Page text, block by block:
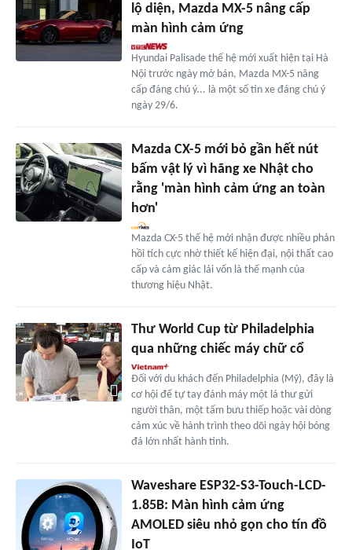
lộ diện, Mazda MX-5 nâng cấp
màn hình cảm ứng
Hyundai Palisade thế hệ mới xuất hiện tại Hà
Nội trước ngày mở bán, Mazda MX-5 nâng
cấp đáng chú ý... là một số tin xe đáng chú ý
ngày 29/6.
Mazda CX-5 mới bỏ gần hết nút
bấm vật lý vì hãng xe Nhật cho
rằng 'màn hình cảm ứng an toàn
hơn'
Mazda CX-5 thế hệ mới nhận được nhiều phản
hồi tích cực nhờ thiết kế hiện đại, nội thất cao
cấp và cảm giác lái vốn là thế mạnh của
thương hiệu Nhật.
Thư World Cup từ Philadelphia
qua những chiếc máy chữ cổ
Đối với du khách đến Philadelphia (Mỹ), đây là
cơ hội để tự tay đánh máy một lá thư gửi
người thân, một tấm bưu thiếp hoặc vài dòng
cảm xúc về hành trình theo dõi ngày hội bóng
đá lớn nhất hành tinh.
Waveshare ESP32-S3-Touch-LCD-
1.85B: Màn hình cảm ứng
AMOLED siêu nhỏ gọn cho tín đồ
IoT